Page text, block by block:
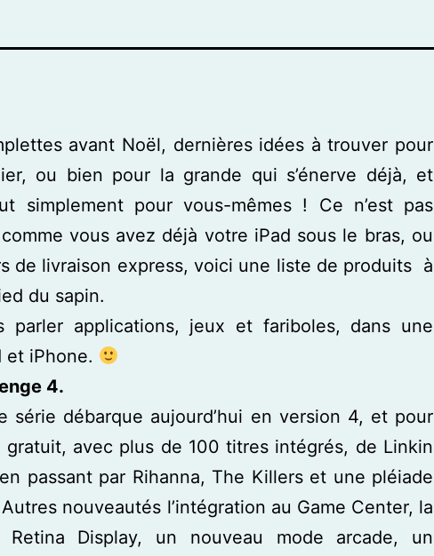
avant Noël, dernières idées à trouver pour
ou bien pour la grande qui s’énerve déjà, et
simplement pour vous-mêmes ! Ce n’est pas
vous avez déjà votre iPad sous le bras, ou
de livraison express, voici une liste de produits à
du sapin.
parler applications, jeux et fariboles, dans une
et iPhone.
4.
série débarque aujourd’hui en version 4, et pour
gratuit, avec plus de 100 titres intégrés, de Linkin
passant par Rihanna, The Killers et une pléiade
nouveautés l’intégration au Game Center, la
Retina Display, un nouveau mode arcade, un